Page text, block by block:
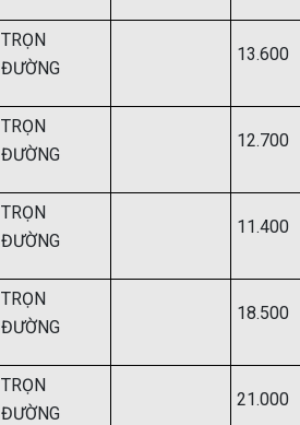
TRỌN
ĐƯỜNG
13.600
TRỌN
ĐƯỜNG
12.700
TRỌN
ĐƯỜNG
11.400
TRỌN
ĐƯỜNG
18.500
TRỌN
ĐƯỜNG
21.000